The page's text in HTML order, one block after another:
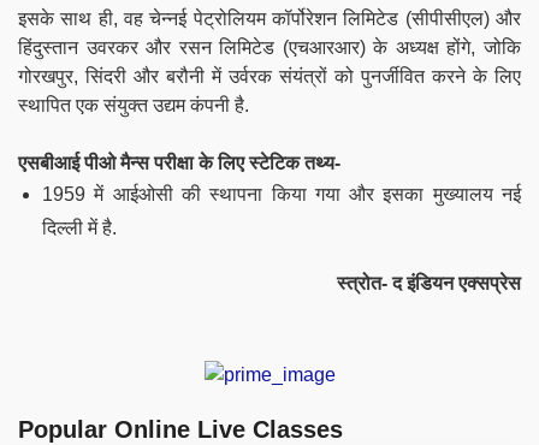
इसके साथ ही, वह चेन्नई पेट्रोलियम कॉर्पोरेशन लिमिटेड (सीपीसीएल) और
हिंदुस्तान उवरकर और रसन लिमिटेड (एचआरआर) के अध्यक्ष होंगे, जोकि
गोरखपुर, सिंदरी और बरौनी में उर्वरक संयंत्रों को पुनर्जीवित करने के लिए
स्थापित एक संयुक्त उद्यम कंपनी है.
एसबीआई पीओ मैन्स परीक्षा के लिए स्टेटिक तथ्य-
1959 में आईओसी की स्थापना किया गया और इसका मुख्यालय नई
दिल्ली में है.
स्त्रोत- द इंडियन एक्सप्रेस
Popular Online Live Classes